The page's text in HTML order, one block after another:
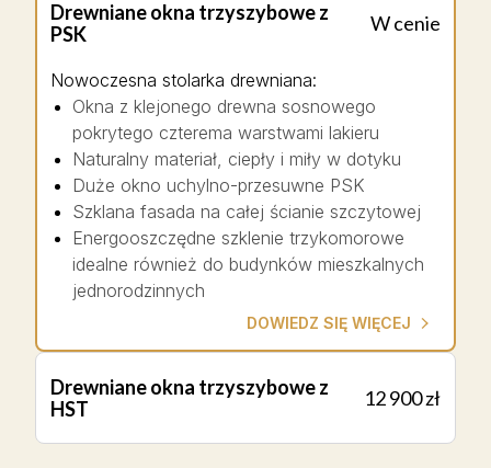
Drewniane okna trzyszybowe z
PSK
W cenie
Nowoczesna stolarka drewniana:
Okna z klejonego drewna sosnowego
pokrytego czterema warstwami lakieru
Naturalny materiał, ciepły i miły w dotyku
Duże okno uchylno-przesuwne PSK
Szklana fasada na całej ścianie szczytowej
Energooszczędne szklenie trzykomorowe
idealne również do budynków mieszkalnych
jednorodzinnych
DOWIEDZ SIĘ WIĘCEJ
Drewniane okna trzyszybowe z
HST
12 900 zł